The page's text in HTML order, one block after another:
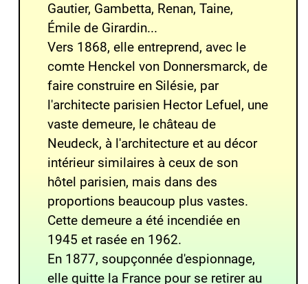
Gautier, Gambetta, Renan,Taine,
Émile de Girardin...
Vers 1868, elle entreprend, avec le
comte Henckel von Donnersmarck, de
faire construire enSilésie, par
l'architecte parisien Hector Lefuel , une
vaste demeure, lechâteau de
Neudeck, à l'architecture et au décor
intérieur similaires à ceux de son
hôtel parisien, mais dans des
proportions beaucoup plus vastes.
Cette demeure a été incendiée en
1945 et rasée en 1962.
En 1877, soupçonnée d'espionnage,
elle quitte la France pour se retirer au